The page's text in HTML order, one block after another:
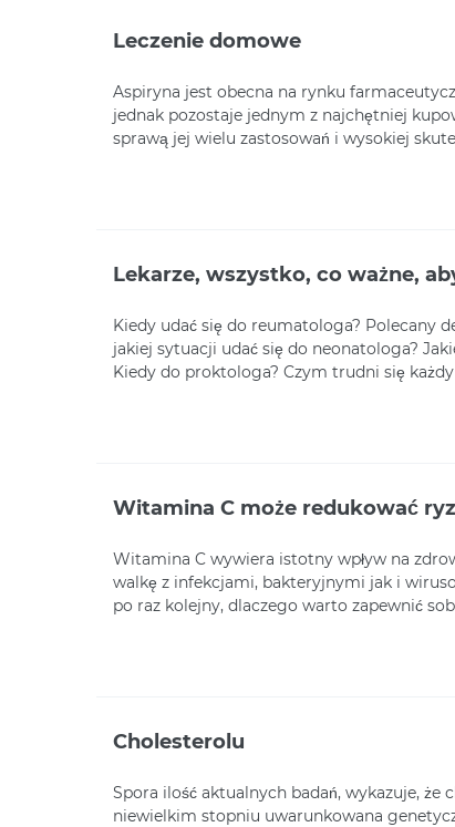
Leczenie domowe
Aspiryna jest obecna na rynku
jednak pozostaje jednym z najchętniej
sprawą jej wielu zastosowań i wysokiej
Lekarze, wszystko, co ważne,
Kiedy udać się do reumatologa? Polecany
jakiej sytuacji udać się do neonatologa?
Kiedy do proktologa? Czym trudni się
Witamina C może redukować
Witamina C wywiera istotny wpływ na
walkę z infekcjami, bakteryjnymi jak i
po raz kolejny, dlaczego warto zapewnić
Cholesterolu
Spora ilość aktualnych badań, wykazuje, że
niewielkim stopniu uwarunkowana